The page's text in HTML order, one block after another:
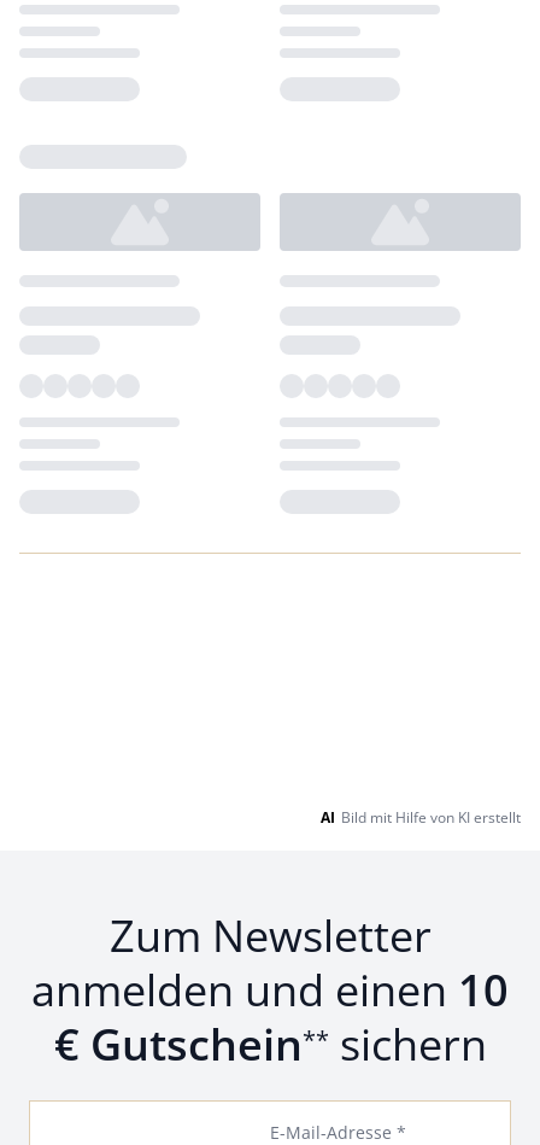
AI Bild mit Hilfe von KI erstellt
Zum Newsletter
anmelden und einen 10
€ Gutschein** sichern
E-Mail-Adresse *